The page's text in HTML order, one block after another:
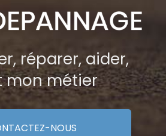
réparer, aider,
mon métier
NOUS